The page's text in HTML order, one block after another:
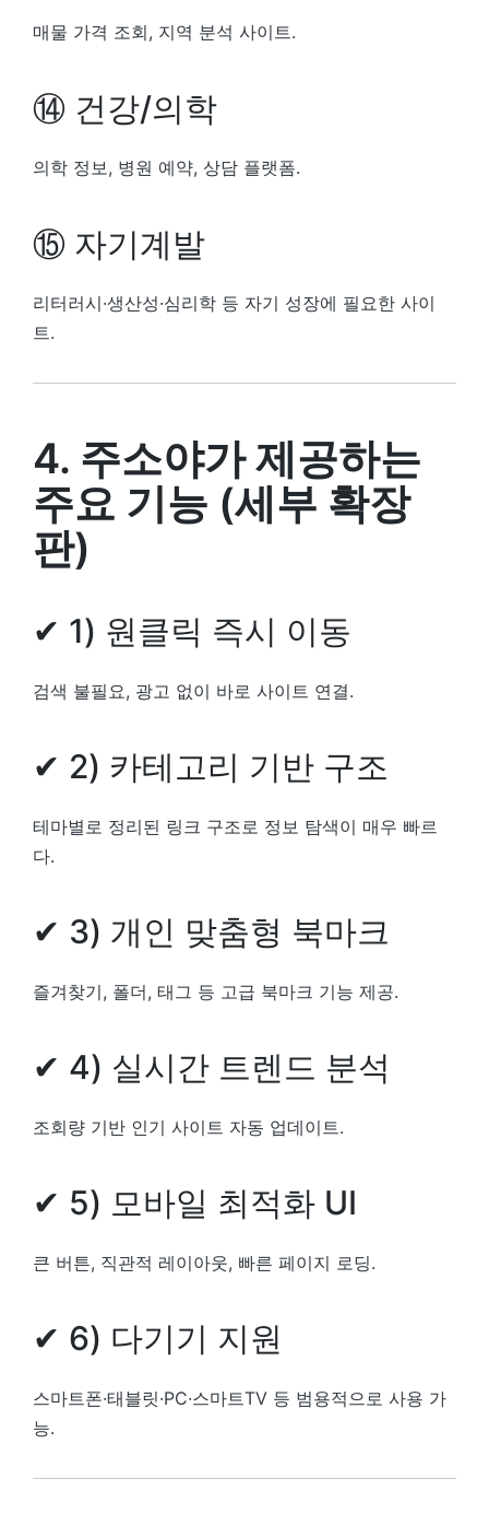
매물 가격 조회, 지역 분석 사이트.
⑭ 건강/의학
의학 정보, 병원 예약, 상담 플랫폼.
⑮ 자기계발
리터러시·생산성·심리학 등 자기 성장에 필요한 사이
트.
4. 주소야가 제공하는
주요 기능 (세부 확장
판)
✔ 1) 원클릭 즉시 이동
검색 불필요, 광고 없이 바로 사이트 연결.
✔ 2) 카테고리 기반 구조
테마별로 정리된 링크 구조로 정보 탐색이 매우 빠르
다.
✔ 3) 개인 맞춤형 북마크
즐겨찾기, 폴더, 태그 등 고급 북마크 기능 제공.
✔ 4) 실시간 트렌드 분석
조회량 기반 인기 사이트 자동 업데이트.
✔ 5) 모바일 최적화 UI
큰 버튼, 직관적 레이아웃, 빠른 페이지 로딩.
✔ 6) 다기기 지원
스마트폰·태블릿·PC·스마트TV 등 범용적으로 사용 가
능.